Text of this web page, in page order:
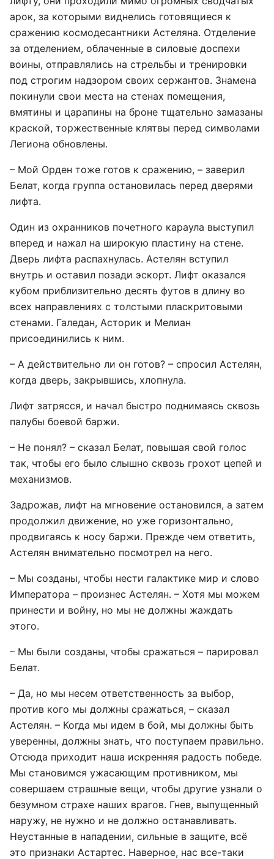
арок, за которыми виднелись готовящиеся к
сражению космодесантники Астеляна. Отделение
за отделением, облаченные в силовые доспехи
воины, отправлялись на стрельбы и тренировки
под строгим надзором своих сержантов. Знамена
покинули свои места на стенах помещения,
вмятины и царапины на броне тщательно замазаны
краской, торжественные клятвы перед символами
Легиона обновлены.
– Мой Орден тоже готов к сражению, – заверил
Белат, когда группа остановилась перед дверями
лифта.
Один из охранников почетного караула выступил
вперед и нажал на широкую пластину на стене.
Дверь лифта распахнулась. Астелян вступил
внутрь и оставил позади эскорт. Лифт оказался
кубом приблизительно десять футов в длину во
всех направлениях с толстыми пласкритовыми
стенами. Галедан, Асторик и Мелиан
присоединились к ним.
– А действительно ли он готов? – спросил Астелян,
когда дверь, закрывшись, хлопнула.
Лифт затрясся, и начал быстро поднимаясь сквозь
палубы боевой баржи.
– Не понял? – сказал Белат, повышая свой голос
так, чтобы его было слышно сквозь грохот цепей и
механизмов.
Задрожав, лифт на мгновение остановился, а затем
продолжил движение, но уже горизонтально,
продвигаясь к носу баржи. Прежде чем ответить,
Астелян внимательно посмотрел на него.
– Мы созданы, чтобы нести галактике мир и слово
Императора – произнес Астелян. – Хотя мы можем
принести и войну, но мы не должны жаждать
этого.
– Мы были созданы, чтобы сражаться – парировал
Белат.
– Да, но мы несем ответственность за выбор,
против кого мы должны сражаться, – сказал
Астелян. – Когда мы идем в бой, мы должны быть
уверенны, должны знать, что поступаем правильно.
Отсюда приходит наша искренняя радость победе.
Мы становимся ужасающим противником, мы
совершаем страшные вещи, чтобы другие узнали о
безумном страхе наших врагов. Гнев, выпущенный
наружу, не нужно и не должно останавливать.
Неустанные в нападении, сильные в защите, всё
это признаки Астартес. Наверное, нас все-таки